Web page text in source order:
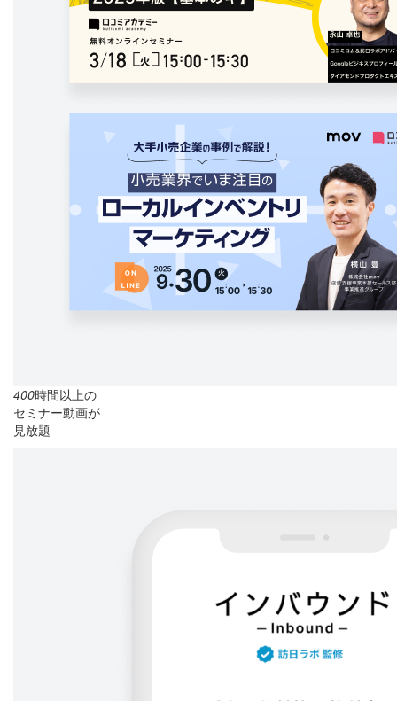
400時間以上の
セミナー動画が
見放題